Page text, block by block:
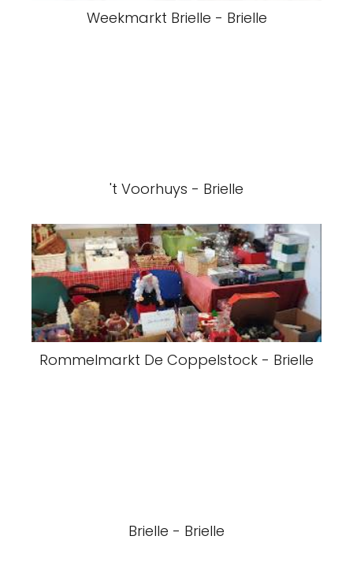
Weekmarkt Brielle - Brielle
't Voorhuys - Brielle
Rommelmarkt De Coppelstock - Brielle
Brielle - Brielle